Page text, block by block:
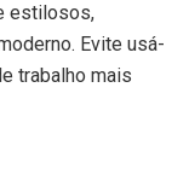
estilosos,
Evite usá-
trabalho mais